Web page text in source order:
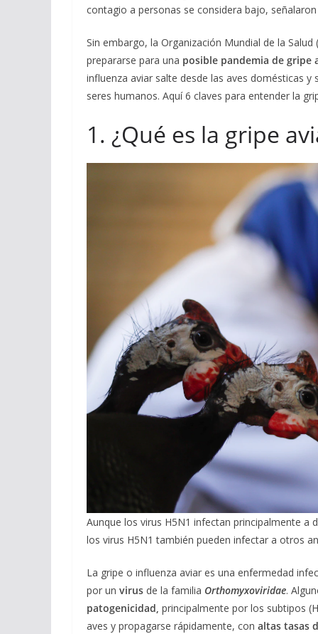
contagio a personas se considera bajo,
Sin embargo, la Organización Mundial de la Salud
prepararse para una posible pandemia de gripe
influenza aviar salte desde las aves domésticas
seres humanos. Aquí 6 claves para entender la
1. ¿Qué es la gripe
Aunque los virus H5N1 infectan principalmente a
los virus H5N1 también pueden infectar a otros
La gripe o influenza aviar es una enfermedad
por un virus de la familia Orthomyxoviridae.
patogenicidad, principalmente por los subtipos
aves y propagarse rápidamente, con altas tasas